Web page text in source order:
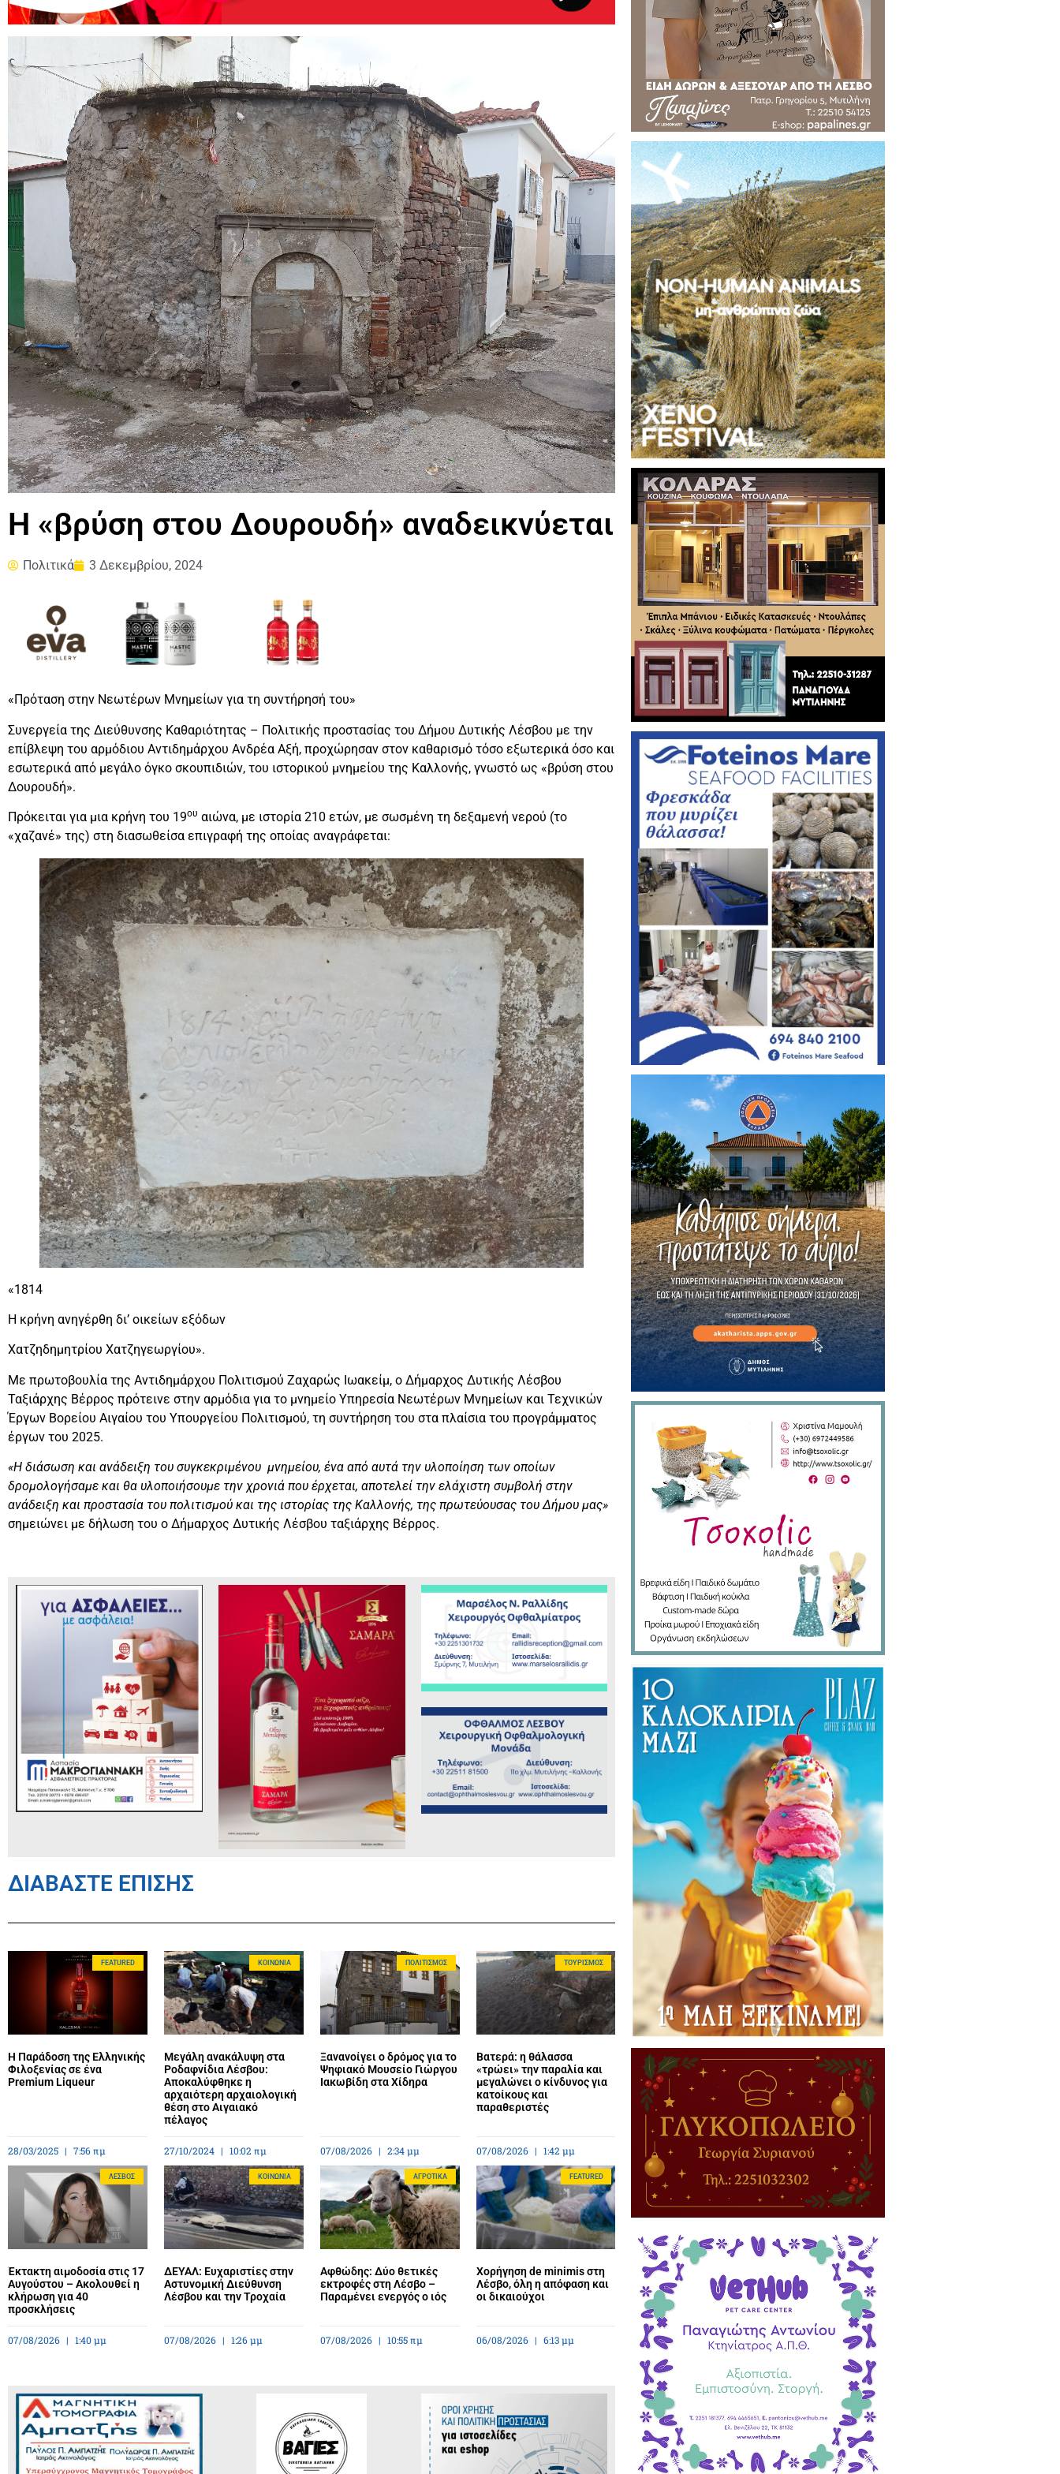
H «βρύση στου Δουρουδή» αναδεικνύεται
Πολιτικά 3 Δεκεμβρίου, 2024
«Πρόταση στην Νεωτέρων Μνημείων για τη συντήρησή του»
Συνεργεία της Διεύθυνσης Καθαριότητας – Πολιτικής προστασίας του Δήμου Δυτικής Λέσβου με την
επίβλεψη του αρμόδιου Αντιδημάρχου Ανδρέα Αξή, προχώρησαν στον καθαρισμό τόσο εξωτερικά όσο και
εσωτερικά από μεγάλο όγκο σκουπιδιών, του ιστορικού μνημείου της Καλλονής, γνωστό ως «βρύση στου
Δουρουδή».
Πρόκειται για μια κρήνη του 19ου αιώνα, με ιστορία 210 ετών, με σωσμένη τη δεξαμενή νερού (το
«χαζανέ» της) στη διασωθείσα επιγραφή της οποίας αναγράφεται:
«1814
Η κρήνη ανηγέρθη δι’ οικείων εξόδων
Χατζηδημητρίου Χατζηγεωργίου».
Με πρωτοβουλία της Αντιδημάρχου Πολιτισμού Ζαχαρώς Ιωακείμ, ο Δήμαρχος Δυτικής Λέσβου
Ταξιάρχης Βέρρος πρότεινε στην αρμόδια για το μνημείο Υπηρεσία Νεωτέρων Μνημείων και Τεχνικών
Έργων Βορείου Αιγαίου του Υπουργείου Πολιτισμού, τη συντήρηση του στα πλαίσια του προγράμματος
έργων του 2025.
«Η διάσωση και ανάδειξη του συγκεκριμένου μνημείου, ένα από αυτά την υλοποίηση των οποίων
δρομολογήσαμε και θα υλοποιήσουμε την χρονιά που έρχεται, αποτελεί την ελάχιστη συμβολή στην
ανάδειξη και προστασία του πολιτισμού και της ιστορίας της Καλλονής, της πρωτεύουσας του Δήμου μας»
σημειώνει με δήλωση του ο Δήμαρχος Δυτικής Λέσβου ταξιάρχης Βέρρος.
ΔΙΑΒΑΣΤΕ ΕΠΙΣΗΣ
FEATURED
Η Παράδοση της Ελληνικής
Φιλοξενίας σε ένα
Premium Liqueur
28/03/2025 7:56 πμ
ΚΟΙΝΩΝΊΑ
Μεγάλη ανακάλυψη στα
Ροδαφνίδια Λέσβου:
Αποκαλύφθηκε η
αρχαιότερη αρχαιολογική
θέση στο Αιγαιακό
πέλαγος
27/10/2024 10:02 πμ
ΠΟΛΙΤΙΣΜΌΣ
Ξανανοίγει ο δρόμος για το
Ψηφιακό Μουσείο Γιώργου
Ιακωβίδη στα Χίδηρα
07/08/2026 2:34 μμ
ΤΟΥΡΙΣΜΌΣ
Βατερά: η θάλασσα
«τρώει» την παραλία και
μεγαλώνει ο κίνδυνος για
κατοίκους και
παραθεριστές
07/08/2026 1:42 μμ
ΛΈΣΒΟΣ
Έκτακτη αιμοδοσία στις 17
Αυγούστου – Ακολουθεί η
κλήρωση για 40
προσκλήσεις
07/08/2026 1:40 μμ
ΚΟΙΝΩΝΊΑ
ΔΕΥΑΛ: Ευχαριστίες στην
Αστυνομική Διεύθυνση
Λέσβου και την Τροχαία
07/08/2026 1:26 μμ
ΑΓΡΟΤΙΚΆ
Αφθώδης: Δύο θετικές
εκτροφές στη Λέσβο –
Παραμένει ενεργός ο ιός
07/08/2026 10:55 πμ
FEATURED
Χορήγηση de minimis στη
Λέσβο, όλη η απόφαση και
οι δικαιούχοι
06/08/2026 6:13 μμ